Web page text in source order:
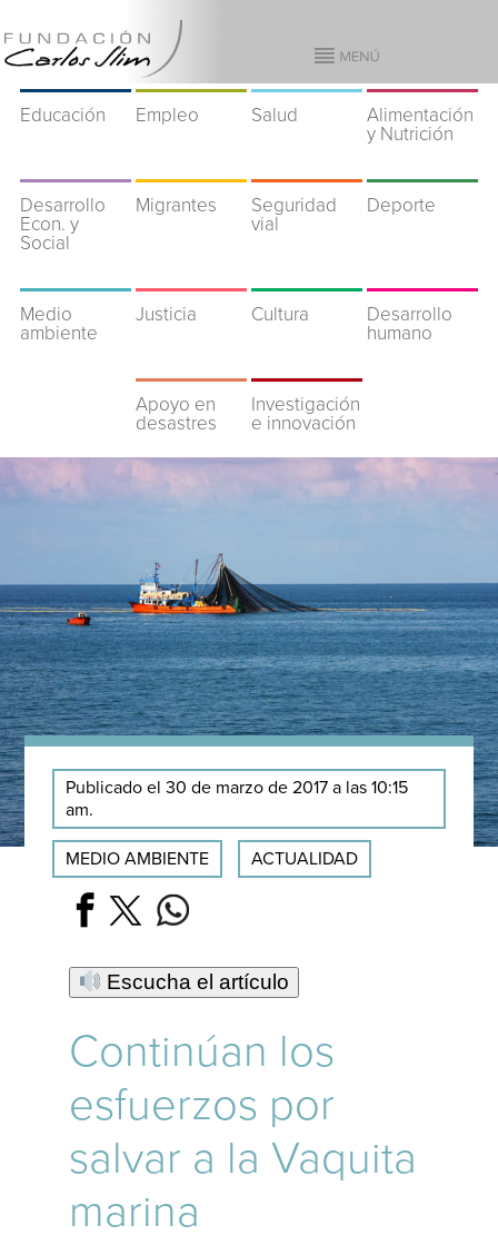
Educación Empleo Salud
Alimentación
y Nutrición
Desarrollo
Econ. y
Social
Migrantes
Seguridad
vial
Deporte
Medio
ambiente
Justicia Cultura
Desarrollo
humano
Apoyo en
desastres
Investigación
e innovación
Publicado el 30 de marzo de 2017 a las 10:15
am.
MEDIO AMBIENTE ACTUALIDAD
Escucha el artículo
Continúan los
esfuerzos por
salvar a la Vaquita
marina